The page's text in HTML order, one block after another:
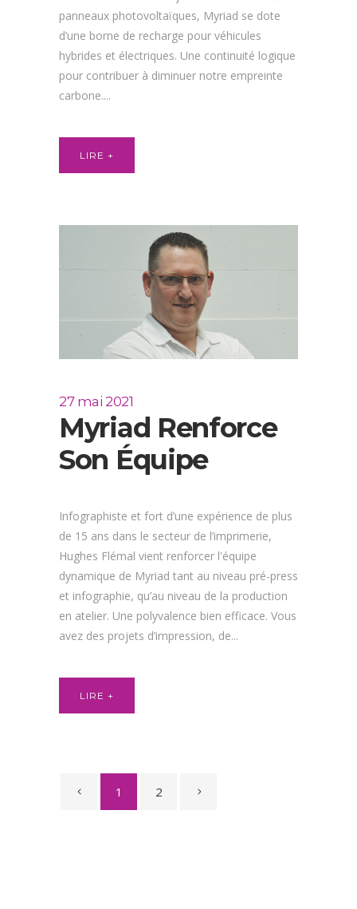
panneaux photovoltaïques, Myriad se dote
d’une borne de recharge pour véhicules
hybrides et électriques. Une continuité logique
pour contribuer à diminuer notre empreinte
carbone....
LIRE +
27 mai 2021
Myriad Renforce
Son Équipe
Infographiste et fort d’une expérience de plus
de 15 ans dans le secteur de l’imprimerie,
Hughes Flémal vient renforcer l'équipe
dynamique de Myriad tant au niveau pré-press
et infographie, qu’au niveau de la production
en atelier. Une polyvalence bien efficace. Vous
avez des projets d’impression, de...
LIRE +
1 2